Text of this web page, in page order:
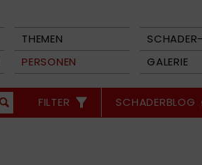
THEMEN
PERSONEN GALERIE
FILTER SCHADERBLOG